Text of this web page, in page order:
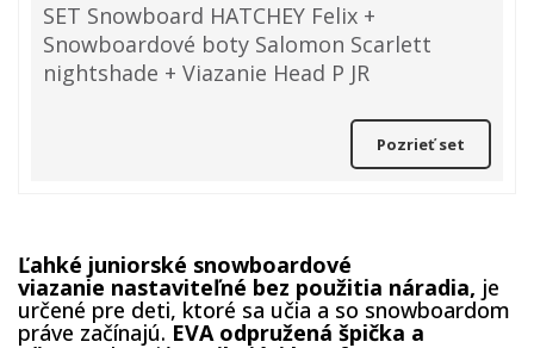
SET Snowboard HATCHEY Felix +
Snowboardové boty Salomon Scarlett
nightshade + Viazanie Head P JR
Pozrieť set
Ľahké juniorské snowboardové
viazanie nastaviteľné bez použitia náradia, je
určené pre deti, ktoré sa učia a so snowboardom
práve začínajú. EVA odpružená špička a